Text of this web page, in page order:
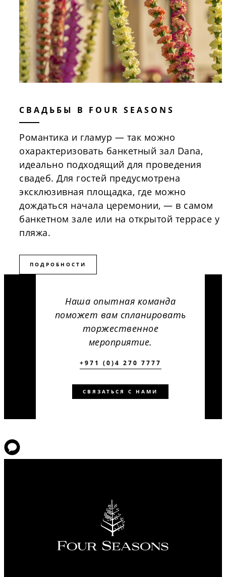
СВАДЬБЫ В FOUR SEASONS
Романтика и гламур — так можно
охарактеризовать банкетный зал Dana,
идеально подходящий для проведения
свадеб. Для гостей предусмотрена
эксклюзивная площадка, где можно
дождаться начала церемонии, — в самом
банкетном зале или на открытой террасе у
пляжа.
ПОДРОБНОСТИ
Наша опытная команда
поможет вам спланировать
торжественное
мероприятие.
+971 (0)4 270 7777
СВЯЗАТЬСЯ С НАМИ